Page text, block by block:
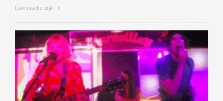
Leer mucho más